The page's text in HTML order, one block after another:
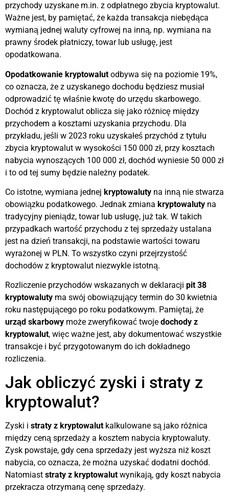
przychody uzyskane m.in. z odpłatnego zbycia kryptowalut.
Ważne jest, by pamiętać, że każda transakcja niebędąca
wymianą jednej waluty cyfrowej na inną, np. wymiana na
prawny środek płatniczy, towar lub usługę, jest
opodatkowana.
Opodatkowanie kryptowalut odbywa się na poziomie 19%,
co oznacza, że z uzyskanego dochodu będziesz musiał
odprowadzić tę właśnie kwotę do urzędu skarbowego.
Dochód z kryptowalut oblicza się jako różnicę między
przychodem a kosztami uzyskania przychodu. Dla
przykładu, jeśli w 2023 roku uzyskałeś przychód z tytułu
zbycia kryptowalut w wysokości 150 000 zł, przy kosztach
nabycia wynoszących 100 000 zł, dochód wyniesie 50 000 zł
i to od tej sumy będzie należny podatek.
Co istotne, wymiana jednej kryptowaluty na inną nie stwarza
obowiązku podatkowego. Jednak zmiana kryptowaluty na
tradycyjny pieniądz, towar lub usługę, już tak. W takich
przypadkach wartość przychodu z tej sprzedaży ustalana
jest na dzień transakcji, na podstawie wartości towaru
wyrażonej w PLN. To wszystko czyni przejrzystość
dochodów z kryptowalut niezwykle istotną.
Rozliczenie przychodów wskazanych w deklaracji pit 38
kryptowaluty ma swój obowiązujący termin do 30 kwietnia
roku następującego po roku podatkowym. Pamiętaj, że
urząd skarbowy może zweryfikować twoje dochody z
kryptowalut, więc ważne jest, aby dokumentować wszystkie
transakcje i być przygotowanym do ich dokładnego
rozliczenia.
Jak obliczyć zyski i straty z
kryptowalut?
Zyski i straty z kryptowalut kalkulowane są jako różnica
między ceną sprzedaży a kosztem nabycia kryptowaluty.
Zysk powstaje, gdy cena sprzedaży jest wyższa niż koszt
nabycia, co oznacza, że można uzyskać dodatni dochód.
Natomiast straty z kryptowalut wynikają, gdy koszt nabycia
przekracza otrzymaną cenę sprzedaży.